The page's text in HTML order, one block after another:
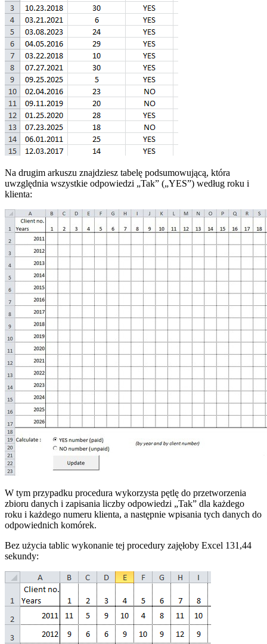
Na drugim arkuszu znajdziesz tabelę podsumowującą, która
uwzględnia wszystkie odpowiedzi „Tak” („YES”) według roku i
klienta:
W tym przypadku procedura wykorzysta pętlę do przetworzenia
zbioru danych i zapisania liczby odpowiedzi „Tak” dla każdego
roku i każdego numeru klienta, a następnie wpisania tych danych do
odpowiednich komórek.
Bez użycia tablic wykonanie tej procedury zajęłoby Excel 131,44
sekundy: